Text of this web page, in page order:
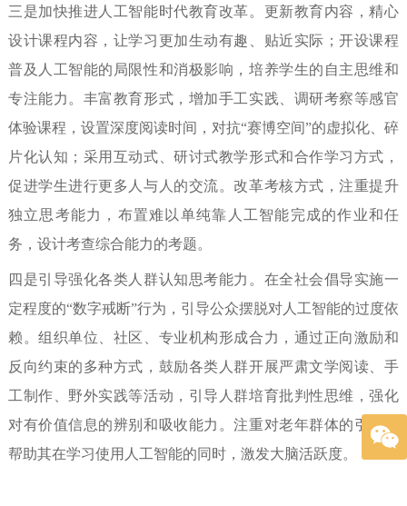
三是加快推进人工智能时代教育改革。 更新教育内容，精心
设计课程内容，让学习更加生动有趣、贴近实际；开设课程
普及人工智能的局限性和消极影响，培养学生的自主思维和
专注能力。丰富教育形式，增加手工实践、调研考察等感官
体验课程，设置深度阅读时间，对抗“赛博空间”的虚拟化、碎
片化认知；采用互动式、研讨式教学形式和合作学习方式，
促进学生进行更多人与人的交流。改革考核方式，注重提升
独立思考能力，布置难以单纯靠人工智能完成的作业和任
务，设计考查综合能力的考题。
四是引导强化各类人群认知思考能力。 在全社会倡导实施一
定程度的“数字戒断”行为，引导公众摆脱对人工智能的过度依
赖。组织单位、社区、专业机构形成合力，通过正向激励和
反向约束的多种方式，鼓励各类人群开展严肃文学阅读、手
工制作、野外实践等活动，引导人群培育批判性思维，强化
对有价值信息的辨别和吸收能力。注重对老年群体的引导，
帮助其在学习使用人工智能的同时，激发大脑活跃度。